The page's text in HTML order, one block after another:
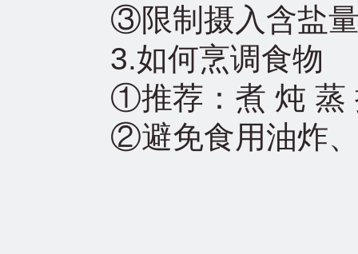
③限制摄入含盐量
3.如何烹调食物
①推荐：煮 炖 蒸
②避免食用油炸、